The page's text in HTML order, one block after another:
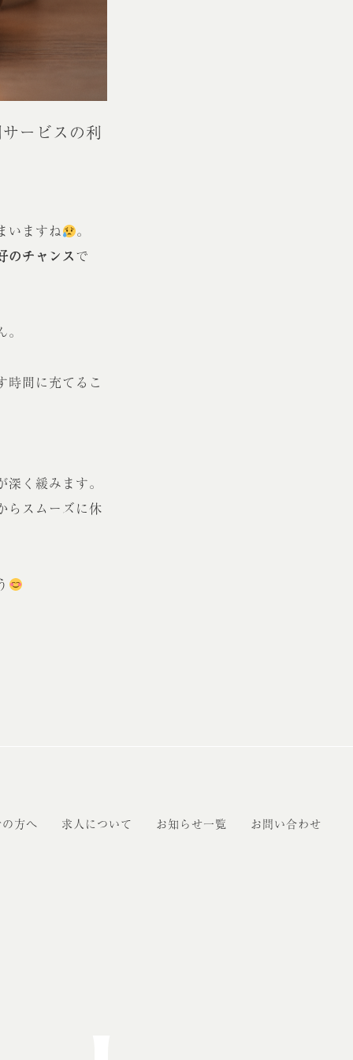
ービスの利
いますね
。
のチャンスで
時間に充てるこ
く緩みます。
らスムーズに休
方へ 求人について お知らせ一覧 お問い合わせ